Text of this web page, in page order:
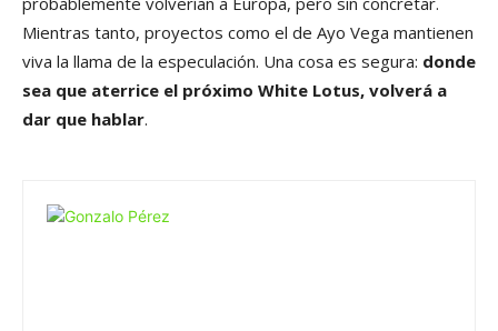
Mientras tanto, proyectos como el de Ayo Vega mantienen
viva la llama de la especulación. Una cosa es segura: donde
sea que aterrice el próximo White Lotus, volverá a
dar que hablar.